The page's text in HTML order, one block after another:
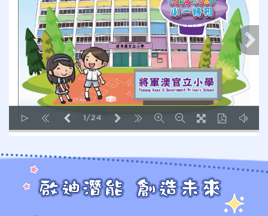
LOADING PAGES 17% ...
1/24